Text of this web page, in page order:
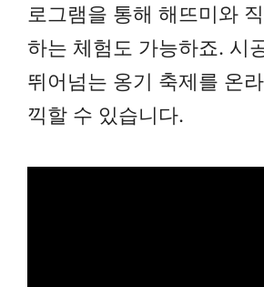
로그램을 통해 해뜨미와
하는 체험도 가능하죠. 시
뛰어넘는 옹기 축제를 온
끽할 수 있습니다.